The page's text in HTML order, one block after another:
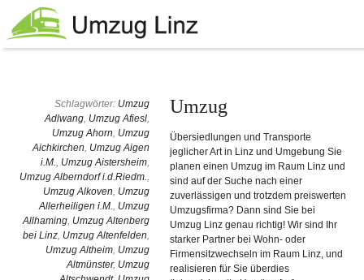
Schlagwörter: Umzug
Adlwang, Umzug Afiesl,
Umzug Ahorn, Umzug
Aichkirchen, Umzug Aigen
i.M., Umzug Aistersheim,
Umzug Alberndorf i.d.Riedm.,
Umzug Alkoven, Umzug
Allerheiligen i.M., Umzug
Allhaming, Umzug Altenberg
bei Linz, Umzug Altenfelden,
Umzug Altheim, Umzug
Altmünster, Umzug
Umzug
Übersiedlungen und Transporte
jeglicher Art in Linz und Umgebung Sie
planen einen Umzug im Raum Linz und
sind auf der Suche nach einer
zuverlässigen und trotzdem preiswerten
Umzugsfirma? Dann sind Sie bei
Umzug Linz genau richtig! Wir sind Ihr
starker Partner bei Wohn- oder
Firmensitzwechseln im Raum Linz, und
realisieren für Sie überdies